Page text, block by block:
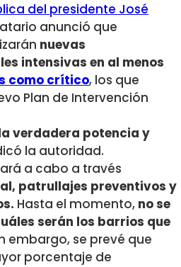
del presidente José
anunció que
nuevas
intensivas en al menos
como crítico, los que
Plan de Intervención
verdadera potencia y
la autoridad.
a cabo a través
patrullajes preventivos y
Hasta el momento, no se
serán los barrios que
embargo, se prevé que
porcentaje de